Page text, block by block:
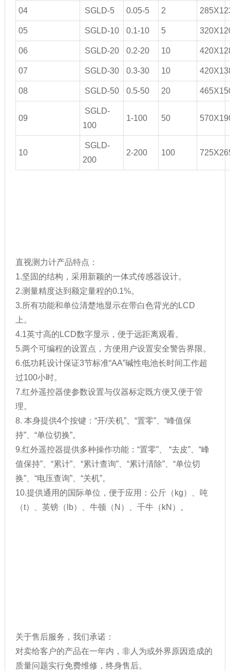
04 SGLD-5 0.05-5 2
05 SGLD-10 0.1-10 5
06 SGLD-20 0.2-20 10
07 SGLD-30 0.3-30 10
08 SGLD-50 0.5-50 20
09
SGLD-
100
1-100 50
10
SGLD-
200
2-200 100
直视测力计产品特点：
1.坚固的结构，采用新颖的一体式传感器设计。
2.测量精度达到额定量程的0.1%。
3.所有功能和单位清楚地显示在带白色背光的LCD
上。
4.1英寸高的LCD数字显示，便于远距离观看。
5.两个可编程的设置点，方便用户设置安全警告界限。
6.低功耗设计保证3节标准“AA”碱性电池长时间工作超
过100小时。
7.红外遥控器使参数设置与仪器标定既方便又便于管
理。
8. 本身提供4个按键：“开/关机”、“置零”、“峰值保
持”、“单位切换”。
9.红外遥控器提供多种操作功能：“置零”、 “去皮”、“峰
值保持”、“累计”、“累计查询”、“累计清除”、“单位切
换”、“电压查询”、“关机”。
10.提供通用的国际单位，便于应用：公斤（kg）、吨
（t）、英镑（lb）、牛顿（N）、千牛（kN）。
关于售后服务，我们承诺：
对卖给客户的产品在一年内，非人为或外界原因造成的
质量问题实行免费维修，终身售后。